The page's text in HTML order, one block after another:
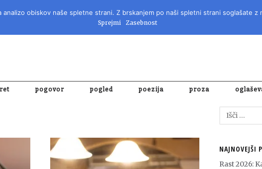
REVIJA ZA
pogovor pogled poezija proza
Išči:
NAJNOVEJŠI
Rast 2026:
obiskov naše spletne strani. Z brskanjem po naši spletni strani soglašate
Sprejmi Zasebnost